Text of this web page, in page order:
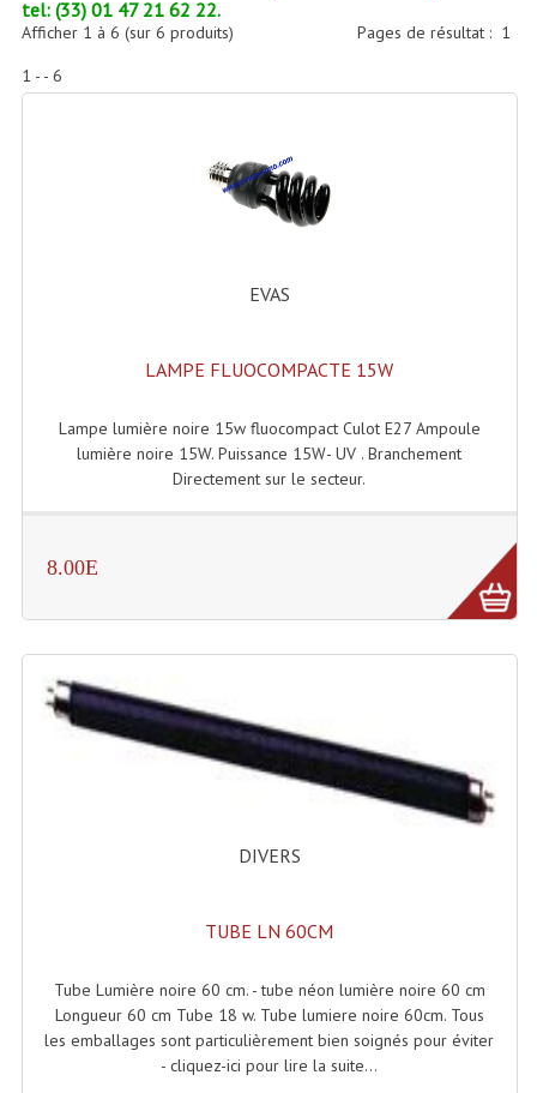
Amplificateurs
Amplificateurs Multi-Canaux
Egaliseur Egaliseurs
Packs Sono
Retours De Scène
Caisson De Basse Amplifié
Caissons De Basses
Enceinte Nomade Bluetooth
Enceintes (Ecoutes De Studio)
Enceintes Monitoring
Filtres Actifs, Correcteurs
tel: (33) 01 47 21 62 22.
Pages de résultat : 1
Afficher 1 à 6 (sur 6 produits)
1 - - 6
EVAS
LAMPE FLUOCOMPACTE 15W
Lampe lumière noire 15w fluocompact Culot E27 Ampoule
lumière noire 15W. Puissance 15W- UV . Branchement
Directement sur le secteur.
8.00E
DIVERS
TUBE LN 60CM
Tube Lumière noire 60 cm. - tube néon lumière noire 60 cm
Longueur 60 cm Tube 18 w. Tube lumiere noire 60cm. Tous
les emballages sont particulièrement bien soignés pour éviter
- cliquez-ici pour lire la suite...